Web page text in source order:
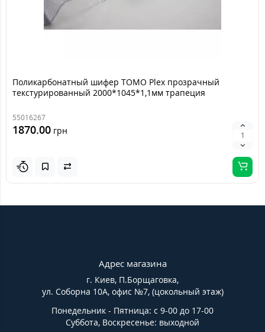
Поликарбонатный шифер TOMO Plex прозрачный
текстурированный 2000*1045*1,1мм трапеция
55016267
1870.00 грн
Адрес магазина
г. Киев, П.Борщаговка,
ул. Соборна 10А, офис №7, (цокольный этаж)
Понедельник - Пятница: с 9-00 до 17-00
Суббота, Воскресенье: выходной